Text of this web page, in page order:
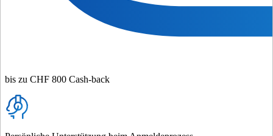
bis zu CHF 800 Cash-back